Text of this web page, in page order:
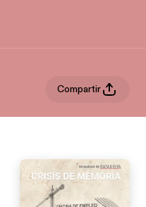
Compartir